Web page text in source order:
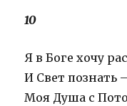
10
Я в Боге хочу
И Свет познать
Моя Душа с